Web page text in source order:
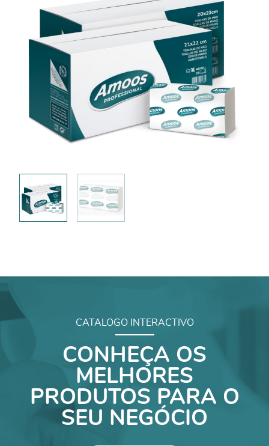
CATALOGO INTERACTIVO
CONHEÇA OS
MELHORES
PRODUTOS PARA O
SEU NEGÓCIO